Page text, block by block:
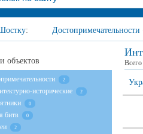
: Достопримечательности
объектов
2
исторические 2
0
битв 0
2